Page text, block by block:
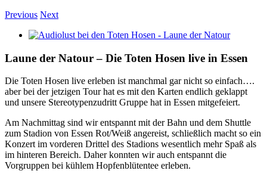
Previous Next
View
Image
Laune der Natour – Die Toten Hosen live in Essen
Die Toten Hosen live erleben ist manchmal gar nicht so einfach….
aber bei der jetzigen Tour hat es mit den Karten endlich geklappt
und unsere Stereotypenzudritt Gruppe hat in Essen mitgefeiert.
Am Nachmittag sind wir entspannt mit der Bahn und dem Shuttle
zum Stadion von Essen Rot/Weiß angereist, schließlich macht so ein
Konzert im vorderen Drittel des Stadions wesentlich mehr Spaß als
im hinteren Bereich. Daher konnten wir auch entspannt die
Vorgruppen bei kühlem Hopfenblütentee erleben.